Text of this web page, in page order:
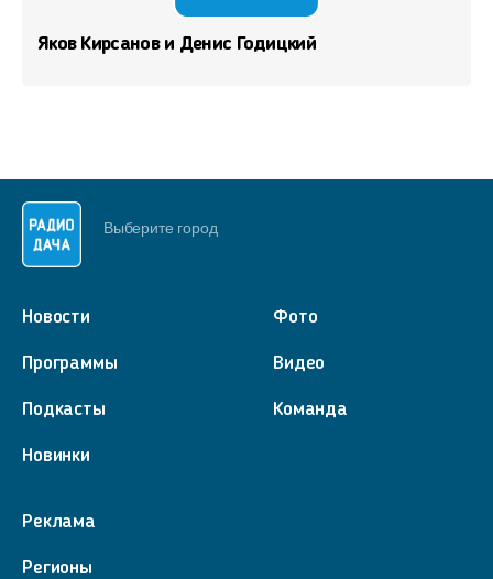
Яков Кирсанов и Денис Годицкий
Выберите город
Новости
Программы
Подкасты
Новинки
Фото
Видео
Команда
Реклама
Регионы